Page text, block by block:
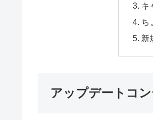
キ
ち
新
アップデートコ